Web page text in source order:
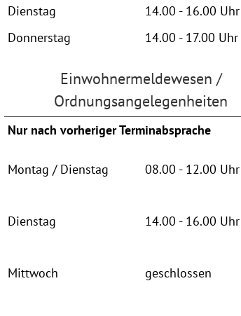
Dienstag
14.00 - 16.00 Uhr
Donnerstag
14.00 - 17.00 Uhr
Einwohnermeldewesen /
Ordnungsangelegenheiten
Nur nach vorheriger Terminabsprache
Montag / Dienstag 08.00 - 12.00 Uhr
Dienstag 14.00 - 16.00 Uhr
Mittwoch geschlossen